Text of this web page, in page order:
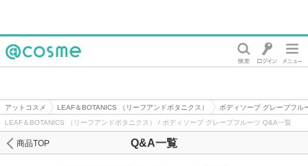
アットコスメ LEAF＆BOTANICS （リーフアンドボタニクス）
ボディソープ グレープフル
LEAF＆BOTANICS （リーフアンドボタニクス） / ボディソープ グレープフルーツ Q&A一覧
Q&A一覧
商品TOP